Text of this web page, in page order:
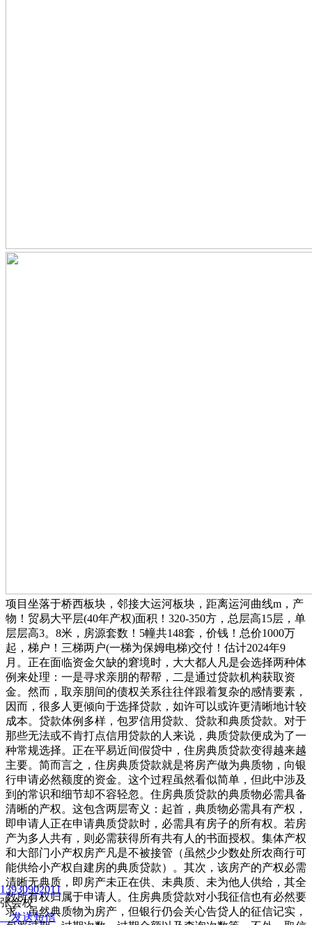
项目坐落于桥西板块，邻接大运河板块，距离运河曲线m，产
物！贸易大平层(40年产权)面积！320-350方，总层高15层，单
层层高3。8米，房源套数！5幢共148套，价钱！总价1000万
起，梯户！三梯两户(一梯为保姆电梯)交付！估计2024年9
月。正在面临资金欠缺的窘境时，大大都人凡是会选择两种体
例来处理：一是寻求亲朋的帮帮，二是通过贷款机构获取资
金。然而，取亲朋间的债权关系往往伴跟着复杂的感情要素，
因而，很多人更倾向于选择贷款，如许可以或许更清晰地计较
成本。贷款体例多样，包罗信用贷款、贷款和典质贷款。对于
那些无法或不肯打点信用贷款的人来说，典质贷款便成为了一
种常规选择。正在平易近间假贷中，住房典质贷款变得越来越
主要。简而言之，住房典质贷款就是将房产做为典质物，向银
行申请必然额度的资金。这个过程虽然看似简单，但此中涉及
到的常识和细节却不容轻忽。住房典质贷款的典质物必需具备
清晰的产权。这包含两层寄义：起首，典质物必需具有产权，
即申请人正在申请典质贷款时，必需具有房子的所有权。若房
产为多人共有，则必需获得所有共有人的书面授权。集体产权
和大部门小产权房产凡是不被接管（虽然少少数处所农商行可
能供给小产权自建房的典质贷款）。其次，该房产的产权必需
清晰无典质，即房产未正在供、未典质、未为他人供给，其全
数所有权归属于申请人。住房典质贷款对小我征信也有必然要
求。虽然典质物为房产，但银行仍会关心告贷人的征信记实，
13930902011
张会校
发送短信